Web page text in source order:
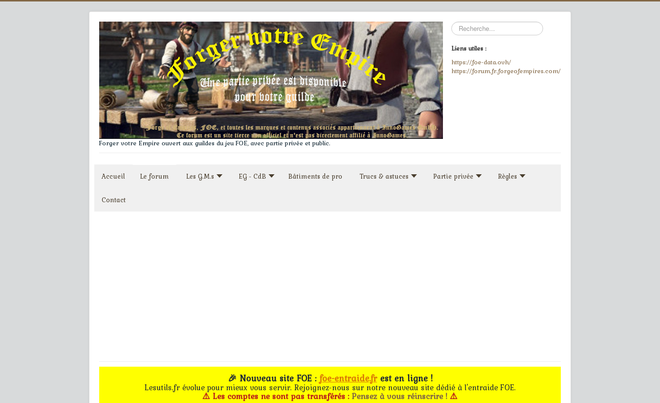
Forger votre Empire ouvert aux guildes du jeu FOE, avec partie privée et public.
Rechercher
Liens utiles :
https://foe-data.ovh/
https://forum.fr.forgeofempires.com/
Accueil Le forum Les G.M.s EG - CdB Bâtiments de pro Trucs & astuces Partie privée Règles
Contact
🎉 Nouveau site FOE :foe-entraide.frest en ligne !
Lesutils.fr évolue pour mieux vous servir. Rejoignez-nous sur notre nouveau site dédié à l'entraide FOE.
⚠️ Les comptes ne sont pas transférés :Pensez à vous réinscrire !⚠️